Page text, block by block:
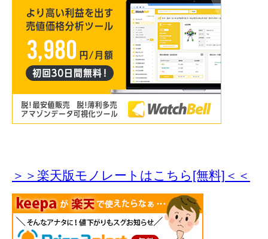
＞＞楽天版モノレートはこちら[無料]＜＜